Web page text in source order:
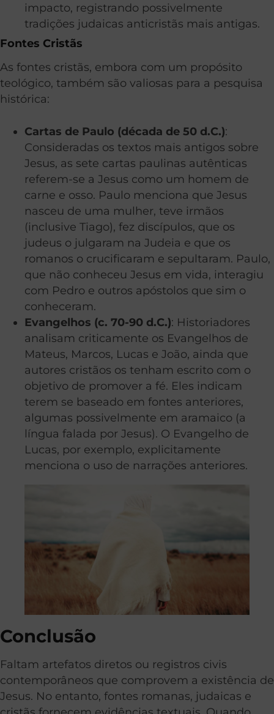
impacto, registrando possivelmente
tradições judaicas anticristãs mais antigas.
Fontes Cristãs
As fontes cristãs, embora com um propósito
teológico, também são valiosas para a pesquisa
histórica:
Cartas de Paulo (década de 50 d.C.):
Consideradas os textos mais antigos sobre
Jesus, as sete cartas paulinas autênticas
referem-se a Jesus como um homem de
carne e osso. Paulo menciona que Jesus
nasceu de uma mulher, teve irmãos
(inclusive Tiago), fez discípulos, que os
judeus o julgaram na Judeia e que os
romanos o crucificaram e sepultaram. Paulo,
que não conheceu Jesus em vida, interagiu
com Pedro e outros apóstolos que sim o
conheceram.
Evangelhos (c. 70-90 d.C.): Historiadores
analisam criticamente os Evangelhos de
Mateus, Marcos, Lucas e João, ainda que
autores cristãos os tenham escrito com o
objetivo de promover a fé. Eles indicam
terem se baseado em fontes anteriores,
algumas possivelmente em aramaico (a
língua falada por Jesus). O Evangelho de
Lucas, por exemplo, explicitamente
menciona o uso de narrações anteriores.
Conclusão
Faltam artefatos diretos ou registros civis
contemporâneos que comprovem a existência de
Jesus. No entanto, fontes romanas, judaicas e